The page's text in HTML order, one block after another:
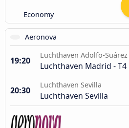
Economy
Aeronova
19:20
Luchthaven Adolfo-
Luchthaven Madrid - T4
20:30
Luchthaven Sevilla
Luchthaven Sevilla